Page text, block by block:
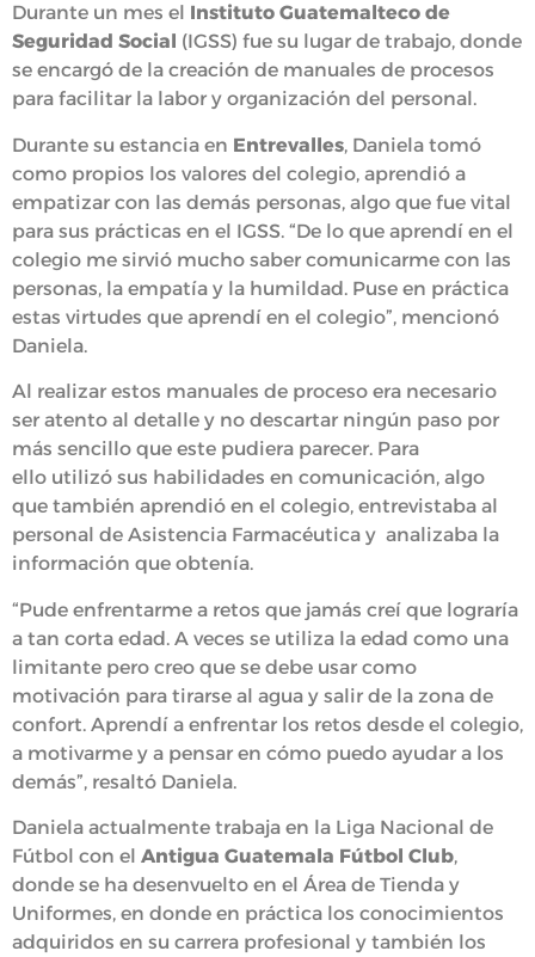
Durante un mes el Instituto Guatemalteco de
Seguridad Social (IGSS) fue su lugar de trabajo, donde
se encargó de la creación de manuales de procesos
para facilitar la labor y organización del personal.
Durante su estancia en Entrevalles, Daniela tomó
como propios los valores del colegio, aprendió a
empatizar con las demás personas, algo que fue vital
para sus prácticas en el IGSS. “De lo que aprendí en el
colegio me sirvió mucho saber comunicarme con las
personas, la empatía y la humildad. Puse en práctica
estas virtudes que aprendí en el colegio”, mencionó
Daniela.
Al realizar estos manuales de proceso era necesario
ser atento al detalle y no descartar ningún paso por
más sencillo que este pudiera parecer. Para
ello utilizó sus habilidades en comunicación, algo
que también aprendió en el colegio, entrevistaba al
personal de Asistencia Farmacéutica y analizaba la
información que obtenía.
“Pude enfrentarme a retos que jamás creí que lograría
a tan corta edad. A veces se utiliza la edad como una
limitante pero creo que se debe usar como
motivación para tirarse al agua y salir de la zona de
confort. Aprendí a enfrentar los retos desde el colegio,
a motivarme y a pensar en cómo puedo ayudar a los
demás”, resaltó Daniela.
Daniela actualmente trabaja en la Liga Nacional de
Fútbol con el Antigua Guatemala Fútbol Club,
donde se ha desenvuelto en el Área de Tienda y
Uniformes, en donde en práctica los conocimientos
adquiridos en su carrera profesional y también los